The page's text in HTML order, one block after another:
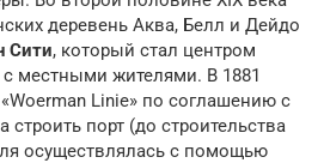
деревень Аква, Белл и Дейдо
Сити, который стал центром
местными жителями. В 1881
Linie» по соглашению с
порт (до строительства
осуществлялась с помощью